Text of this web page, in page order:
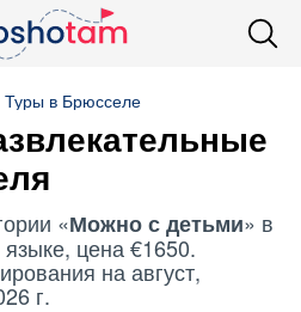
Туры в Брюсселе
«Можно с детьми» в
цена €1650.
на август,
г.